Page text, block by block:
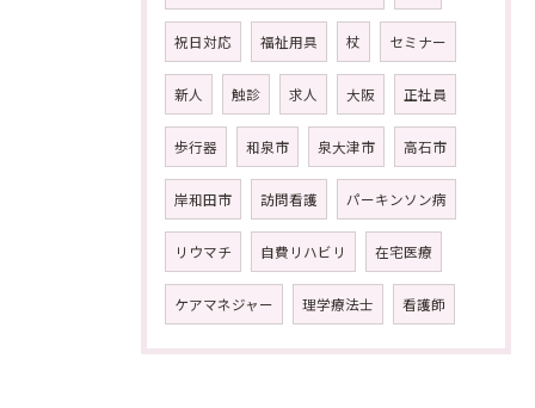
祝日対応 福祉用具 杖 セミナー
新人 触診 求人 大阪 正社員
歩行器 和泉市 泉大津市 高石市
岸和田市 訪問看護 パーキンソン病
リウマチ 自費リハビリ 在宅医療
ケアマネジャー 理学療法士 看護師